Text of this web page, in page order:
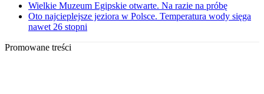
Wielkie Muzeum Egipskie otwarte. Na razie na próbę
Oto najcieplejsze jeziora w Polsce. Temperatura wody sięga
nawet 26 stopni
Promowane treści